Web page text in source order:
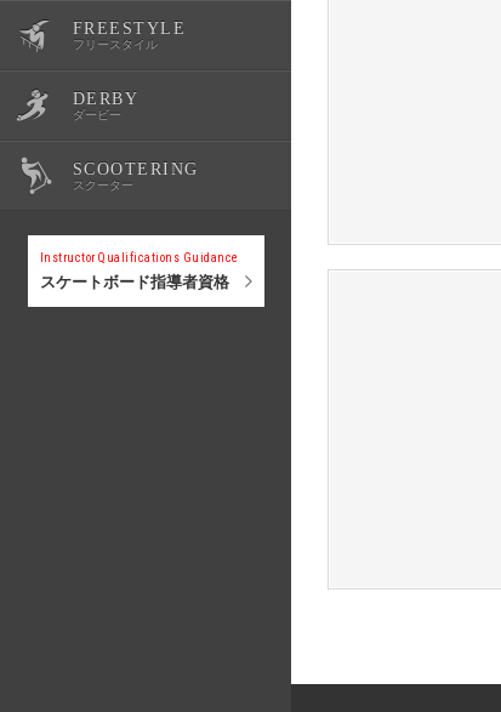
公式記録
スクール・体験会
公式記録
大会情報
スクール・体験会
公式記録
FREESTYLE
フリースタイル
選手紹介
大会情報
スクール・体験会
DERBY
ダービー
選手紹介
大会情報SCOOTERING
スクーター
選手紹介
Instructor Qualifications Guidance
スケートボード指導者資格